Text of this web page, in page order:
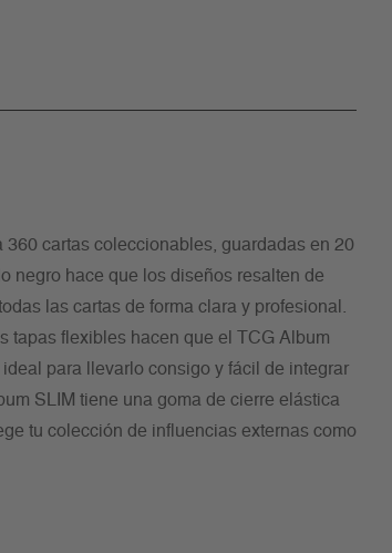
cartas coleccionables, guardadas en 20
negro hace que los diseños resalten de
las cartas de forma clara y profesional.
tapas flexibles hacen que el TCG Album
para llevarlo consigo y fácil de integrar
SLIM tiene una goma de cierre elástica
tu colección de influencias externas como